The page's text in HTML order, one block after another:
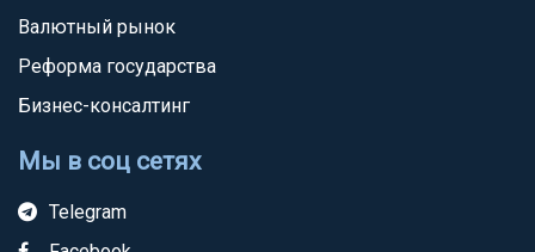
Валютный рынок
Реформа государства
Бизнес-консалтинг
Мы в соц сетях
Telegram